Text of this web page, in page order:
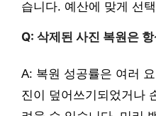
습니다. 예산에 맞게 선
Q: 삭제된 사진 복원은
A: 복원 성공률은 여러
진이 덮어쓰기되었거나